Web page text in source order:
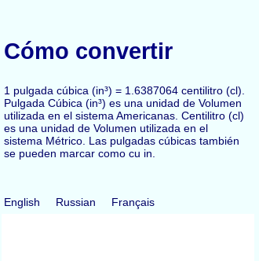
Cómo convertir
1 pulgada cúbica (in³) = 1.6387064 centilitro (cl).
Pulgada Cúbica (in³) es una unidad de Volumen
utilizada en el sistema Americanas. Centilitro (cl)
es una unidad de Volumen utilizada en el
sistema Métrico. Las pulgadas cúbicas también
se pueden marcar como cu in.
English Russian Français